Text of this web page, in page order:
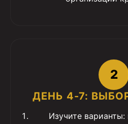
2
ДЕНЬ 4-7:
Изучите